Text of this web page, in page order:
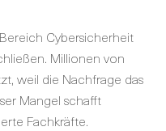
Cybersicherheit
Millionen von
weil die Nachfrage das
Mangel schafft
Fachkräfte.